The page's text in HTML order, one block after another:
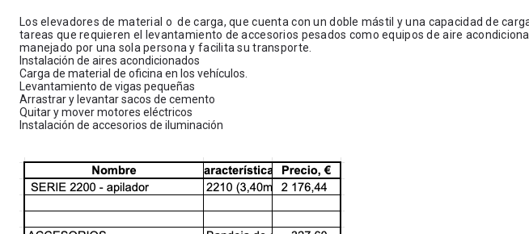
Los elevadores de material o de carga, que cuenta con un doble mástil y una capacidad de
tareas que requieren el levantamiento de accesorios pesados como equipos de aire
manejado por una sola persona y facilita su transporte.
Instalación de aires acondicionados
Carga de material de oficina en los vehículos.
Levantamiento de vigas pequeñas
Arrastrar y levantar sacos de cemento
Quitar y mover motores eléctricos
Instalación de accesorios de iluminación